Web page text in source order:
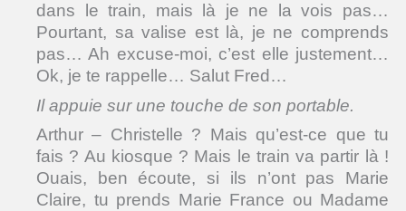
dans le train, mais là je ne la vois pas…
Pourtant, sa valise est là, je ne comprends
pas… Ah excuse-moi, c’est elle justement…
Ok, je te rappelle… Salut Fred…
Il appuie sur une touche de son portable.
Arthur – Christelle ? Mais qu’est-ce que tu
fais ? Au kiosque ? Mais le train va partir là !
Ouais, ben écoute, si ils n’ont pas Marie
Claire, tu prends Marie France ou Madame